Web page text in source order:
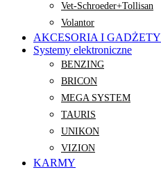
Vet-Schroeder+Tollisan
Volantor
AKCESORIA I GADŻETY
Systemy elektroniczne
BENZING
BRICON
MEGA SYSTEM
TAURIS
UNIKON
VIZION
KARMY